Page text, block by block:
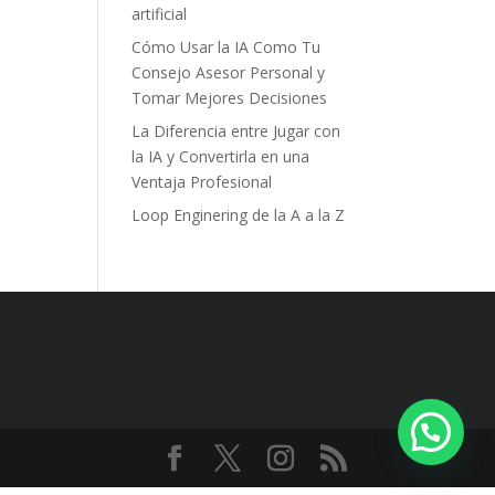
artificial
Cómo Usar la IA Como Tu
Consejo Asesor Personal y
Tomar Mejores Decisiones
La Diferencia entre Jugar con
la IA y Convertirla en una
Ventaja Profesional
Loop Enginering de la A a la Z